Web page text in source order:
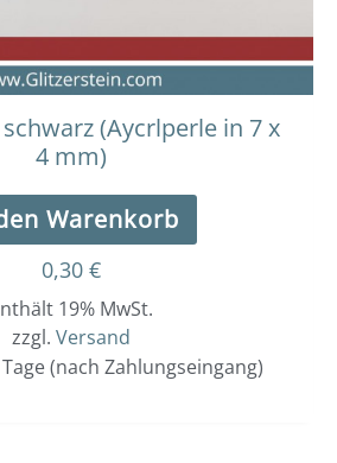
(Aycrlperle in 7 x
4 mm)
Warenkorb
0,30 €
19% MwSt.
zzgl. Versand
(nach Zahlungseingang)